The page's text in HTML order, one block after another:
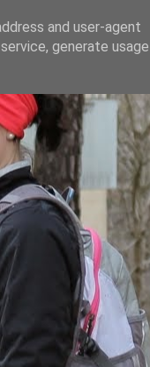
and user-agent
generate usage